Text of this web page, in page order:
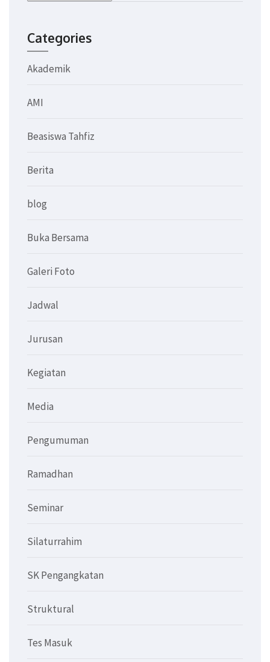
Categories
Akademik
AMI
Beasiswa Tahfiz
Berita
blog
Buka Bersama
Galeri Foto
Jadwal
Jurusan
Kegiatan
Media
Pengumuman
Ramadhan
Seminar
Silaturrahim
SK Pengangkatan
Struktural
Tes Masuk